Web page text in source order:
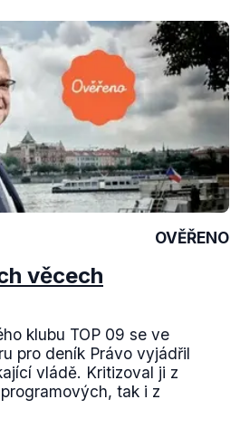
OVĚŘENO
věcech
klubu TOP 09 se ve
pro deník Právo vyjádřil
vládě. Kritizoval ji z
tak i z